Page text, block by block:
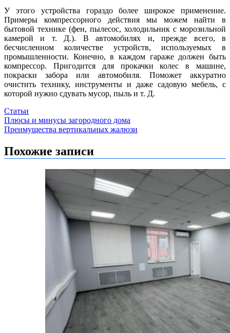
У этого устройства гораздо более широкое применение.
Примеры компрессорного действия мы можем найти в
бытовой технике (фен, пылесос, холодильник с морозильной
камерой и т. Д.). В автомобилях и, прежде всего, в
бесчисленном количестве устройств, используемых в
промышленности. Конечно, в каждом гараже должен быть
компрессор. Пригодится для прокачки колес в машине,
покраски забора или автомобиля. Поможет аккуратно
очистить технику, инструменты и даже садовую мебель, с
которой нужно сдувать мусор, пыль и т. Д.
Статьи
Навигация
по
записям
Плюсы и минусы загородного дома
Преимущества вертикальных жалюзи
Похожие записи